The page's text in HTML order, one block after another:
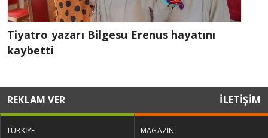
Tiyatro yazarı Bilgesu Erenus hayatını
kaybetti
REKLAM VER İLETİŞİM
TÜRKİYE
MAGAZİN